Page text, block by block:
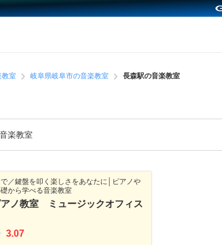
教室 岐阜県岐阜市の音楽教室 長森駅の音楽教室
音楽教室
／鍵盤を叩く楽しさをあなたに│ピアノや
から学べる音楽教室
ノ教室 ミュージックオフィス
3.07